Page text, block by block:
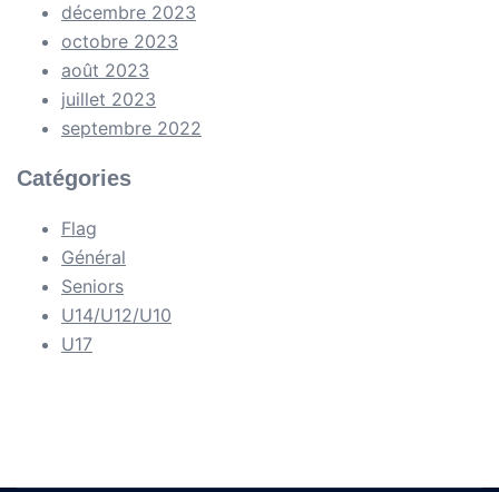
décembre 2023
octobre 2023
août 2023
juillet 2023
septembre 2022
Catégories
Flag
Général
Seniors
U14/U12/U10
U17